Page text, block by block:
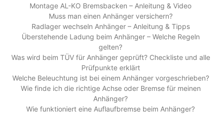
Montage AL-KO Bremsbacken – Anleitung & Video
Muss man einen Anhänger versichern?
Radlager wechseln Anhänger – Anleitung & Tipps
Überstehende Ladung beim Anhänger – Welche Regeln
gelten?
Was wird beim TÜV für Anhänger geprüft? Checkliste und alle
Prüfpunkte erklärt
Welche Beleuchtung ist bei einem Anhänger vorgeschrieben?
Wie finde ich die richtige Achse oder Bremse für meinen
Anhänger?
Wie funktioniert eine Auflaufbremse beim Anhänger?